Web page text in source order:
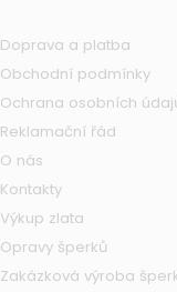
Doprava a platba
Obchodní podmínky
Ochrana osobních
Reklamační řád
O nás
Kontakty
Výkup zlata
Opravy šperků
Zakázková výroba